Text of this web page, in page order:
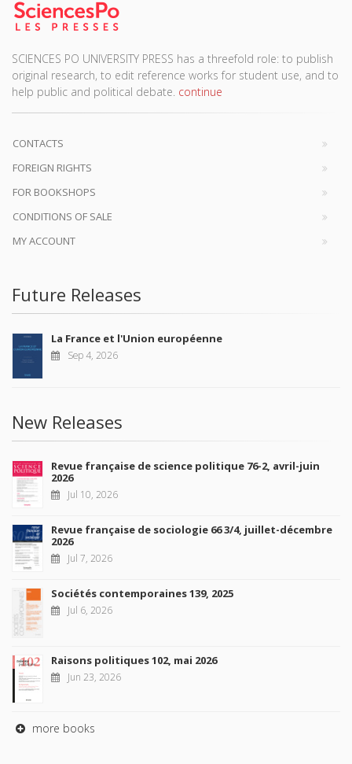
SCIENCES PO UNIVERSITY PRESS has a threefold role: to publish
original research, to edit reference works for student use, and to
help public and political debate. continue
CONTACTS
FOREIGN RIGHTS
FOR BOOKSHOPS
CONDITIONS OF SALE
MY ACCOUNT
Future Releases
La France et l'Union européenne
Sep 4, 2026
New Releases
Revue française de science politique 76-2, avril-juin
2026
Jul 10, 2026
Revue française de sociologie 66 3/4, juillet-décembre
2026
Jul 7, 2026
Sociétés contemporaines 139, 2025
Jul 6, 2026
Raisons politiques 102, mai 2026
Jun 23, 2026
more books